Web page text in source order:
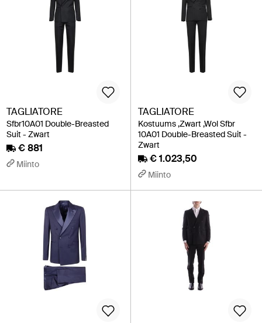
TAGLIATORE
Sfbr10A01 Double-Breasted
Suit - Zwart
€ 881
Miinto
TAGLIATORE
Kostuums ,Zwart ,Wol Sfbr
10A01 Double-Breasted Suit -
Zwart
€ 1.023,50
Miinto